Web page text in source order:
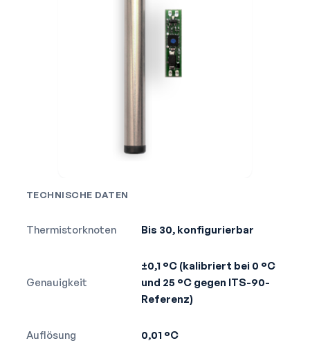
TECHNISCHE DATEN
Thermistorknoten Bis 30, konfigurierbar
Genauigkeit
±0,1 °C (kalibriert bei 0 °C
und 25 °C gegen ITS-90-
Referenz)
Auflösung 0,01 °C